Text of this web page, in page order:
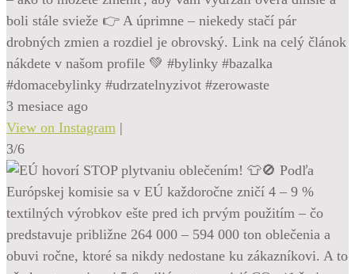
boli stále svieže 👉 A úprimne – niekedy stačí pár
drobných zmien a rozdiel je obrovský. Link na celý článok
nákdete v našom profile 💚 #bylinky #bazalka
#domacebylinky #udrzatelnyzivot #zerowaste
3 mesiace ago
View on Instagram |
3/6